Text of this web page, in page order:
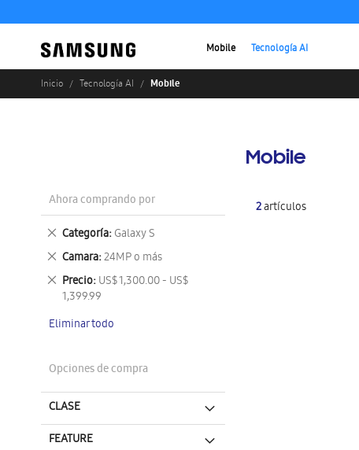
Mobile Tecnología AI
Inicio Tecnología AI Mobile
Mobile
2artículos
Ahora comprando por
Categoría Galaxy S
Eliminar
este
artículo
Camara 24MP o más
Eliminar
este
artículo
Precio US$ 1,300.00 - US$
1,399.99
Eliminar
este
Eliminar todo
Opciones de compra
CLASE
FEATURE